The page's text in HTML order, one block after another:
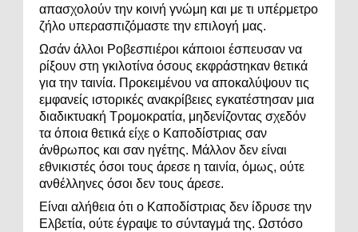
απασχολούν την κοινή γνώμη και με τι υπέρμετρο
ζήλο υπερασπιζόμαστε την επιλογή μας.
Ωσάν άλλοι Ροβεσπιέροι κάποιοι έσπευσαν να
ρίξουν στη γκιλοτίνα όσους εκφράστηκαν θετικά
για την ταινία. Προκειμένου να αποκαλύψουν τις
εμφανείς ιστορικές ανακρίβειες εγκατέστησαν μια
διαδικτυακή Τρομοκρατία, μηδενίζοντας σχεδόν
τα όποια θετικά είχε ο Καποδίστριας σαν
άνθρωπος και σαν ηγέτης. Μάλλον δεν είναι
εθνικιστές όσοι τους άρεσε η ταινία, όμως, ούτε
ανθέλληνες όσοι δεν τους άρεσε.
Είναι αλήθεια ότι ο Καποδίστριας δεν ίδρυσε την
Ελβετία, ούτε έγραψε το σύνταγμά της. Ωστόσο